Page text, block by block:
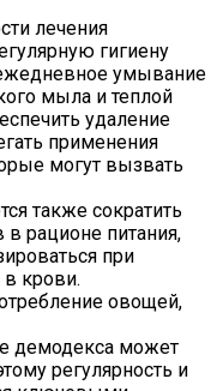
лечения
гигиену
умывание
мыла и теплой
удаление
применения
могут вызвать
также сократить
рационе питания,
при
крови.
овощей,
демодекса может
регулярность и